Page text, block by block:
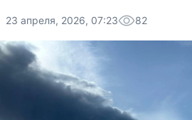
23 апреля, 2026, 07:23 82